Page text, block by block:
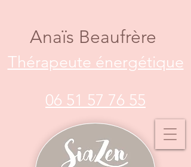
Anaïs Beaufrère
Thérapeute énergétique
06 51 57 76 55